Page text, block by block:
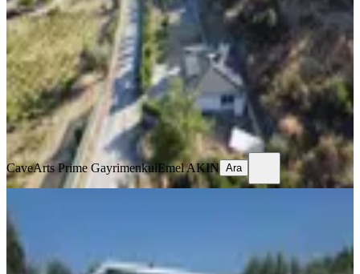
İzmir, Seferihisar
2401 m²
· 6.456/m² · 04.08.2026
15.500.000 ₺
CaveArts Prime GayrimenkulEmel AKIN
Ara
CaveArts Prime GayrimenkulEmel AKIN Ara
İzmir, Kemalpaşa